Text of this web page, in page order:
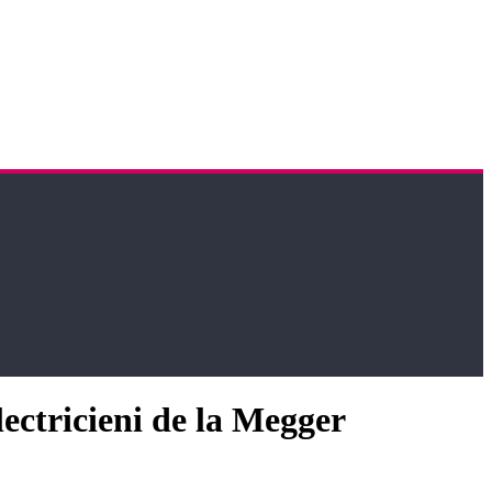
de la Megger